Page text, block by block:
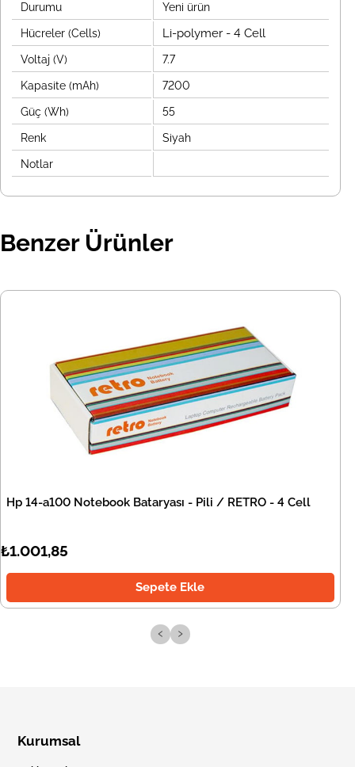
Durumu Yeni ürün
Hücreler (Cells) Li-polymer - 4 Cell
Voltaj (V) 7.7
Kapasite (mAh) 7200
Güç (Wh) 55
Renk Siyah
Notlar
Benzer Ürünler
Hp 14-a100 Notebook Bataryası - Pili / RETRO - 4 Cell
₺1.001,85
Sepete Ekle
‹ ›
Kurumsal